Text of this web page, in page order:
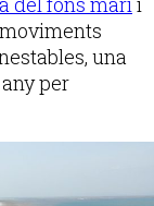
una
per